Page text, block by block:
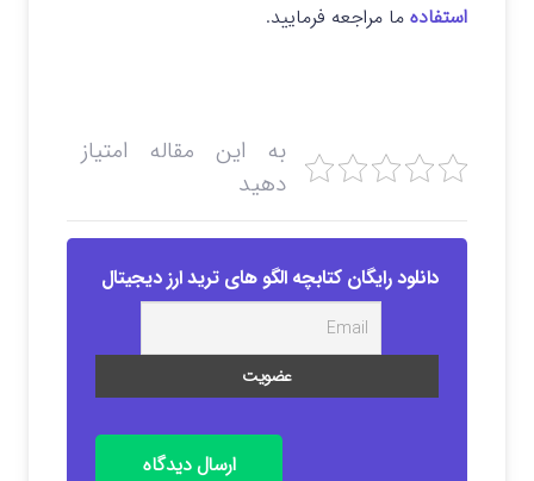
استفاده ما مراجعه فرمایید.
به این مقاله امتیاز
دهید
دانلود رایگان کتابچه الگو های ترید ارز دیجیتال
ارسال دیدگاه